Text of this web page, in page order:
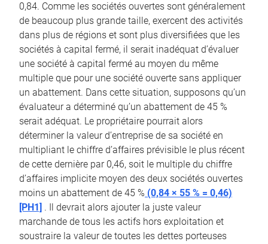
0,84. Comme les sociétés ouvertes sont généralement
de beaucoup plus grande taille, exercent des activités
dans plus de régions et sont plus diversifiées que les
sociétés à capital fermé, il serait inadéquat d’évaluer
une société à capital fermé au moyen du même
multiple que pour une société ouverte sans appliquer
un abattement. Dans cette situation, supposons qu’un
évaluateur a déterminé qu’un abattement de 45 %
serait adéquat. Le propriétaire pourrait alors
déterminer la valeur d’entreprise de sa société en
multipliant le chiffre d’affaires prévisible le plus récent
de cette dernière par 0,46, soit le multiple du chiffre
d’affaires implicite moyen des deux sociétés ouvertes
moins un abattement de 45 % (0,84 × 55 % = 0,46)
[PH1] . Il devrait alors ajouter la juste valeur
marchande de tous les actifs hors exploitation et
soustraire la valeur de toutes les dettes porteuses